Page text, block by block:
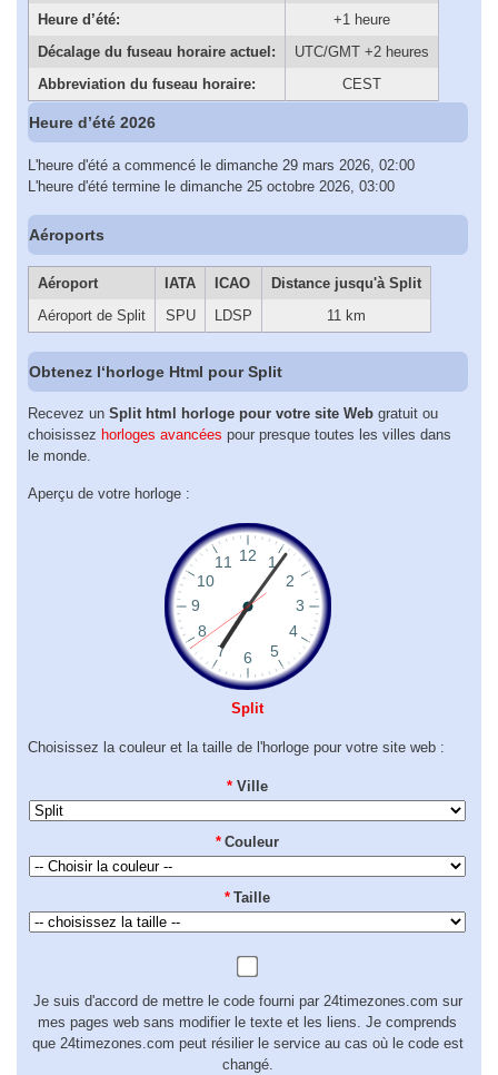
Heure d’été:
+1 heure
Décalage du fuseau horaire actuel:
UTC/GMT +2 heures
Abbreviation du fuseau horaire:
CEST
Heure d’été 2026
L'heure d'été a commencé le dimanche 29 mars 2026, 02:00
L'heure d'été termine le dimanche 25 octobre 2026, 03:00
Aéroports
Aéroport IATA ICAO
Distance jusqu'à Split
Aéroport de Split
SPU LDSP 11 km
Obtenez l‘horloge Html pour Split
Recevez un Split html horloge pour votre site Web gratuit ou
choisissez horloges avancées pour presque toutes les villes dans
le monde.
Aperçu de votre horloge :
Split
Choisissez la couleur et la taille de l'horloge pour votre site web :
* Ville
* Couleur
* Taille
Je suis d'accord de mettre le code fourni par 24timezones.com sur
mes pages web sans modifier le texte et les liens. Je comprends
que 24timezones.com peut résilier le service au cas où le code est
changé.